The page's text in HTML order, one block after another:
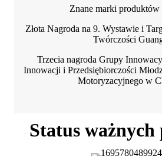
Znane marki produktów
Złota Nagroda na 9. Wystawie i
Twórczości
Trzecia nagroda Grupy
Innowacji i Przedsiębiorczości
Motoryzacyjnego w
Status ważnych